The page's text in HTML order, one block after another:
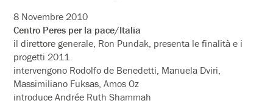
8 Novembre 2010
Centro Peres per la pace/Italia
il direttore generale, Ron Pundak, presenta le finalità e i
progetti 2011
intervengono Rodolfo de Benedetti, Manuela Dviri,
Massimiliano Fuksas, Amos Oz
introduce Andrée Ruth Shammah